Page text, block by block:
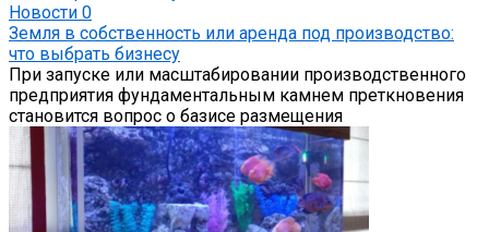
Новости 0
Земля в собственность или аренда под производство:
что выбрать бизнесу
При запуске или масштабировании производственного
предприятия фундаментальным камнем преткновения
становится вопрос о базисе размещения